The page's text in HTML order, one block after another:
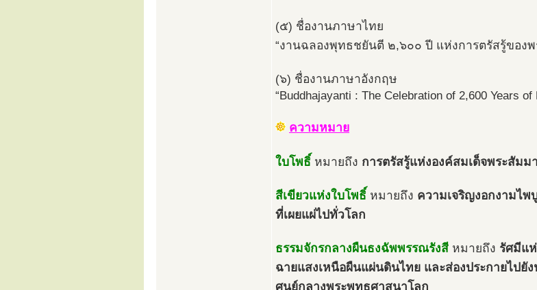
(๕) ชื่องานภาษาไทย
“งานฉลองพุทธชยันตี ๒,๖๐๐ ปี แห่งการตรัสรู้ของพ
(๖) ชื่องานภาษาอังกฤษ
“Buddhajayanti : The Celebration of 2,600 Years of
ความหมาย
ใบโพธิ์ หมายถึง การตรัสรู้แห่งองค์สมเด็จพระสัมม
สีเขียวแห่งใบโพธิ์ หมายถึง ความเจริญงอกงามไพ
ที่เผยแผ่ไปทั่วโลก
ธรรมจักรกลางผืนธงฉัพพรรณรังสี หมายถึง รัศมีแ
ฉายแสงเหนือผืนแผ่นดินไทย และส่องประกายไปยั
ศูนย์กลางพระพุทธศาสนาโลก